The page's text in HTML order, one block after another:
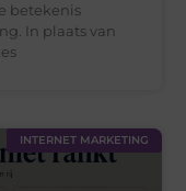
betekenis
In plaats van
INTERNET MARKETING